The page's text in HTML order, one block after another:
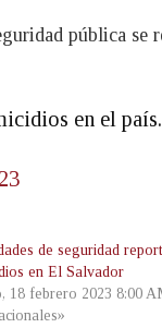
pública
en el país.
de seguridad
en El Salvador
18 febrero 2023 8:00